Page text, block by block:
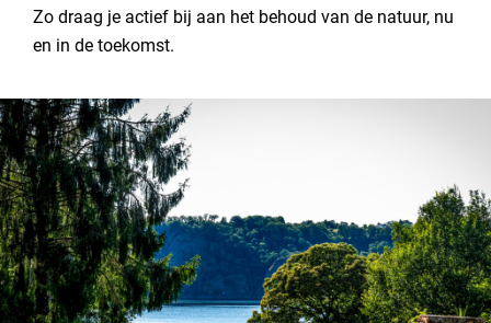
Zo draag je actief bij aan het behoud van de natuur, nu
en in de toekomst.